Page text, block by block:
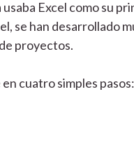
Excel como su
se han desarrollado
proyectos.
cuatro simples pasos: